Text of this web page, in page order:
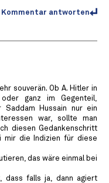
Kommentar antworten
souverän. Ob A. Hitler in
ganz im Gegenteil,
Hussain nur ein
war, sollte man
diesen Gedankenschritt
mir die Indizien für diese
das wäre einmal bei
dass falls ja, dann agiert